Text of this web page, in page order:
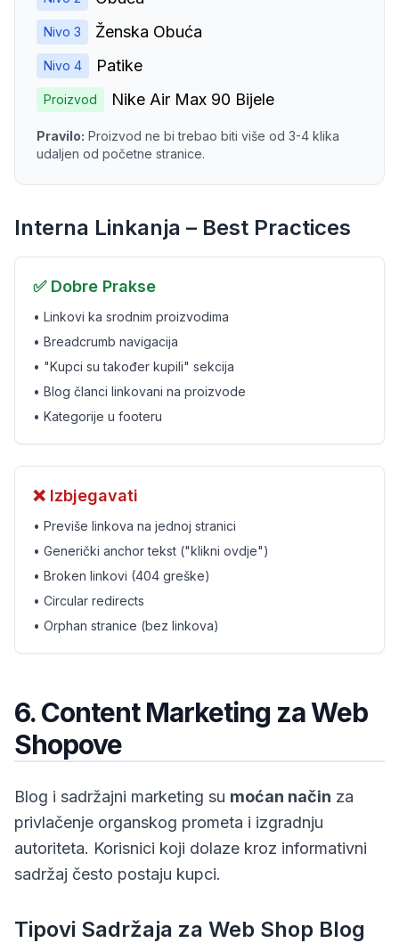
Nivo 3 Ženska Obuća
Nivo 4 Patike
Proizvod Nike Air Max 90 Bijele
Pravilo: Proizvod ne bi trebao biti više od 3-4 klika
udaljen od početne stranice.
Interna Linkanja – Best Practices
✅ Dobre Prakse
• Linkovi ka srodnim proizvodima
• Breadcrumb navigacija
• "Kupci su također kupili" sekcija
• Blog članci linkovani na proizvode
• Kategorije u footeru
❌ Izbjegavati
• Previše linkova na jednoj stranici
• Generički anchor tekst ("klikni ovdje")
• Broken linkovi (404 greške)
• Circular redirects
• Orphan stranice (bez linkova)
6. Content Marketing za Web
Shopove
Blog i sadržajni marketing su moćan način za
privlačenje organskog prometa i izgradnju
autoriteta. Korisnici koji dolaze kroz informativni
sadržaj često postaju kupci.
Tipovi Sadržaja za Web Shop Blog